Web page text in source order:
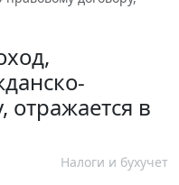
отражается в
Налоги и бухучет